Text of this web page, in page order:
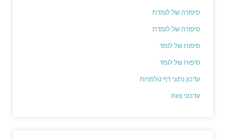
סיפורה של לומדת
סיפורה של לומדת
סיפורו של לומד
סיפורו של לומד
עדכון נתוני דף טלפניות
עדכוני צוות